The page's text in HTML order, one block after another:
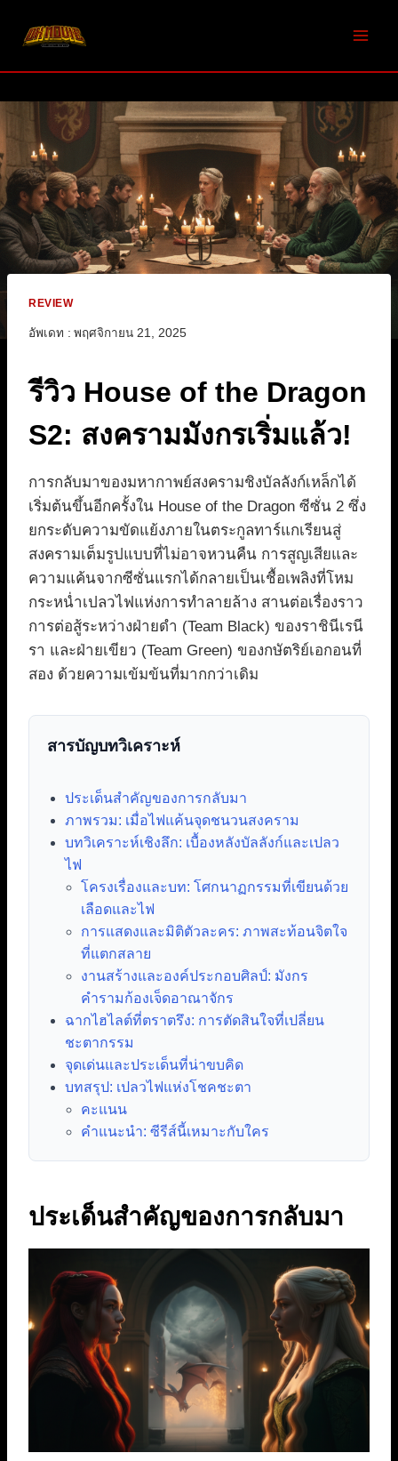
REVIEW
อัพเดท : พฤศจิกายน 21, 2025
รีวิว House of the Dragon
S2: สงครามมังกรเริ่มแล้ว!
การกลับมาของมหากาพย์สงครามชิงบัลลังก์เหล็กได้
เริ่มต้นขึ้นอีกครั้งใน House of the Dragon ซีซั่น 2 ซึ่ง
ยกระดับความขัดแย้งภายในตระกูลทาร์แกเรียนสู่
สงครามเต็มรูปแบบที่ไม่อาจหวนคืน การสูญเสียและ
ความแค้นจากซีซั่นแรกได้กลายเป็นเชื้อเพลิงที่โหม
กระหน่ำเปลวไฟแห่งการทำลายล้าง สานต่อเรื่องราว
การต่อสู้ระหว่างฝ่ายดำ (Team Black) ของราชินีเรนี
รา และฝ่ายเขียว (Team Green) ของกษัตริย์เอกอนที่
สอง ด้วยความเข้มข้นที่มากกว่าเดิม
สารบัญบทวิเคราะห์
ประเด็นสำคัญของการกลับมา
ภาพรวม: เมื่อไฟแค้นจุดชนวนสงคราม
บทวิเคราะห์เชิงลึก: เบื้องหลังบัลลังก์และเปลว
ไฟ
โครงเรื่องและบท: โศกนาฏกรรมที่เขียนด้วย
เลือดและไฟ
การแสดงและมิติตัวละคร: ภาพสะท้อนจิตใจ
ที่แตกสลาย
งานสร้างและองค์ประกอบศิลป์: มังกร
คำรามก้องเจ็ดอาณาจักร
ฉากไฮไลต์ที่ตราตรึง: การตัดสินใจที่เปลี่ยน
ชะตากรรม
จุดเด่นและประเด็นที่น่าขบคิด
บทสรุป: เปลวไฟแห่งโชคชะตา
คะแนน
คำแนะนำ: ซีรีส์นี้เหมาะกับใคร
ประเด็นสำคัญของการกลับมา